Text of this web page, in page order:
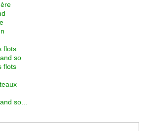
flots
so
flots
so...